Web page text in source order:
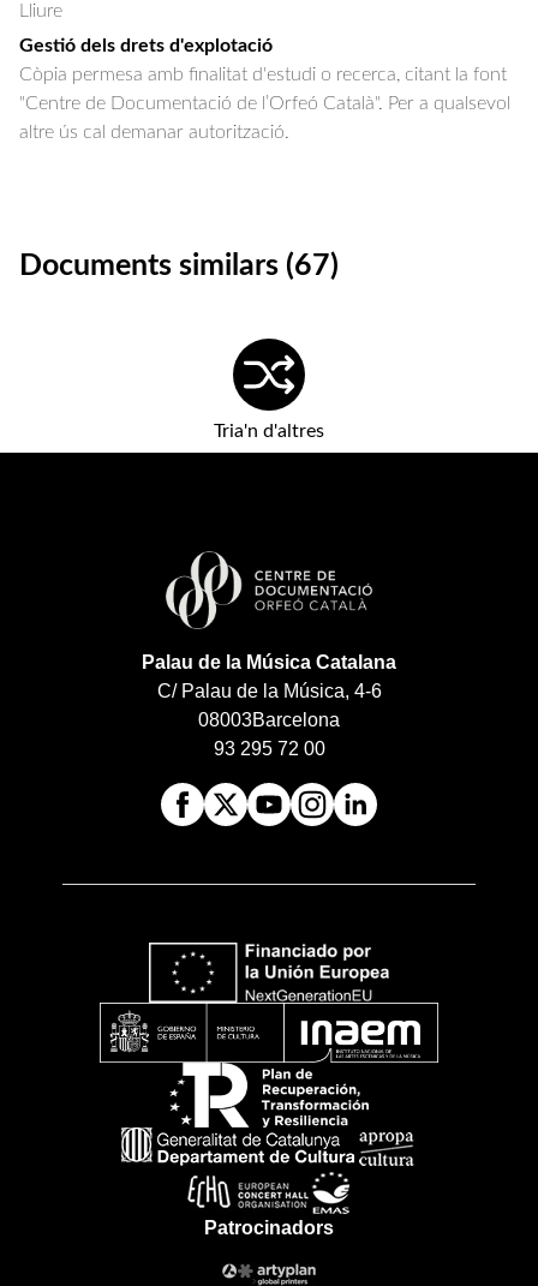
Lliure
Gestió dels drets d'explotació
Còpia permesa amb finalitat d'estudi o recerca, citant la font
"Centre de Documentació de l’Orfeó Català". Per a qualsevol
altre ús cal demanar autorització.
Documents similars (67)
Tria'n d'altres
Palau de la Música Catalana
C/ Palau de la Música, 4-6
08003Barcelona
93 295 72 00
Patrocinadors